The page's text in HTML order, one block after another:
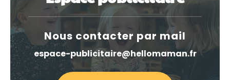
Nous contacter par mail
espace-publicitaire@hellomaman.fr